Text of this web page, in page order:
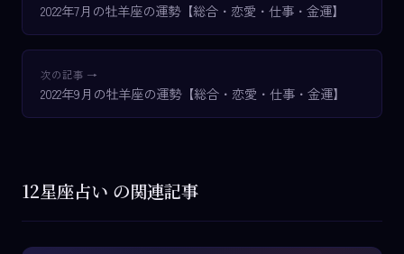
2022年7月の牡羊座の運勢【総合・恋愛・仕事・金運】
次の記事 →
2022年9月の牡羊座の運勢【総合・恋愛・仕事・金運】
12星座占い の関連記事